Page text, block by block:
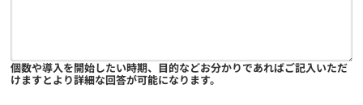
個数や導入を開始したい時期、目的などお分かりであればご記入いただ
けますとより詳細な回答が可能になります。